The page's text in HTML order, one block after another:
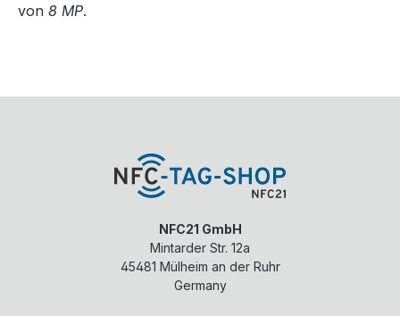
von 8 MP.
NFC21 GmbH
Mintarder Str. 12a
45481 Mülheim an der Ruhr
Germany